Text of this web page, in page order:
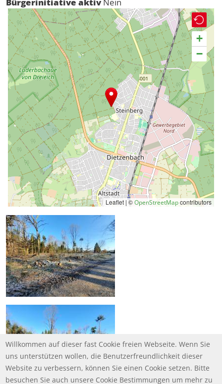
Bürgerinitiative aktiv Nein
+
−
Leaflet | ©OpenStreetMapcontributors
Willkommen auf dieser fast Cookie freien Webseite. Wenn Sie
uns unterstützen wollen, die Benutzerfreundlichkeit dieser
Website zu verbessern, können Sie einen Cookie setzen. Bitte
besuchen Sie auch unsere Cookie Bestimmungen um mehr zu